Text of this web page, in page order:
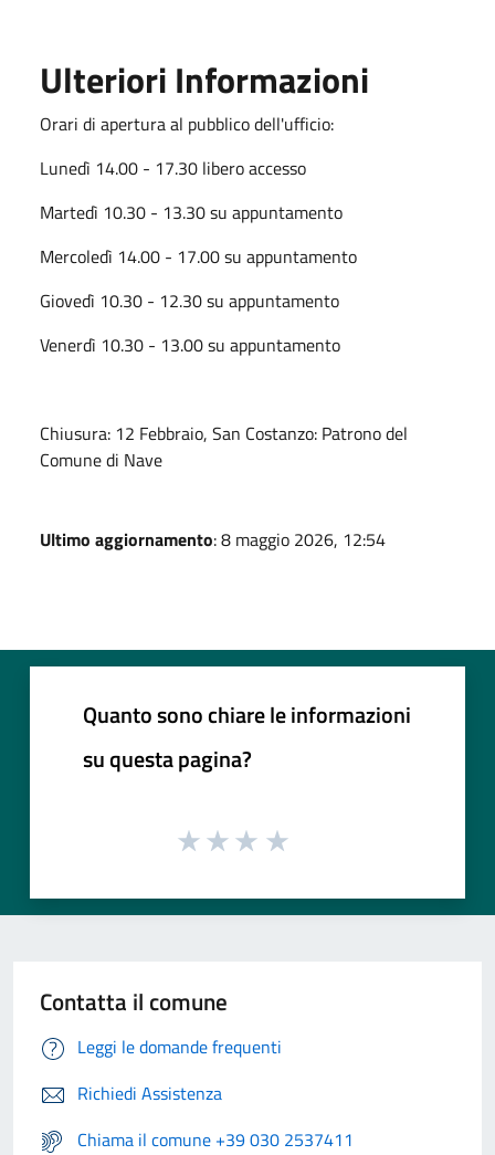
Ulteriori Informazioni
Orari di apertura al pubblico dell'ufficio:
Lunedì 14.00 - 17.30 libero accesso
Martedì 10.30 - 13.30 su appuntamento
Mercoledì 14.00 - 17.00 su appuntamento
Giovedì 10.30 - 12.30 su appuntamento
Venerdì 10.30 - 13.00 su appuntamento
Chiusura: 12 Febbraio, San Costanzo: Patrono del
Comune di Nave
Ultimo aggiornamento: 8 maggio 2026, 12:54
Quanto sono chiare le informazioni
su questa pagina?
Contatta il comune
Leggi le domande frequenti
Richiedi Assistenza
Chiama il comune +39 030 2537411